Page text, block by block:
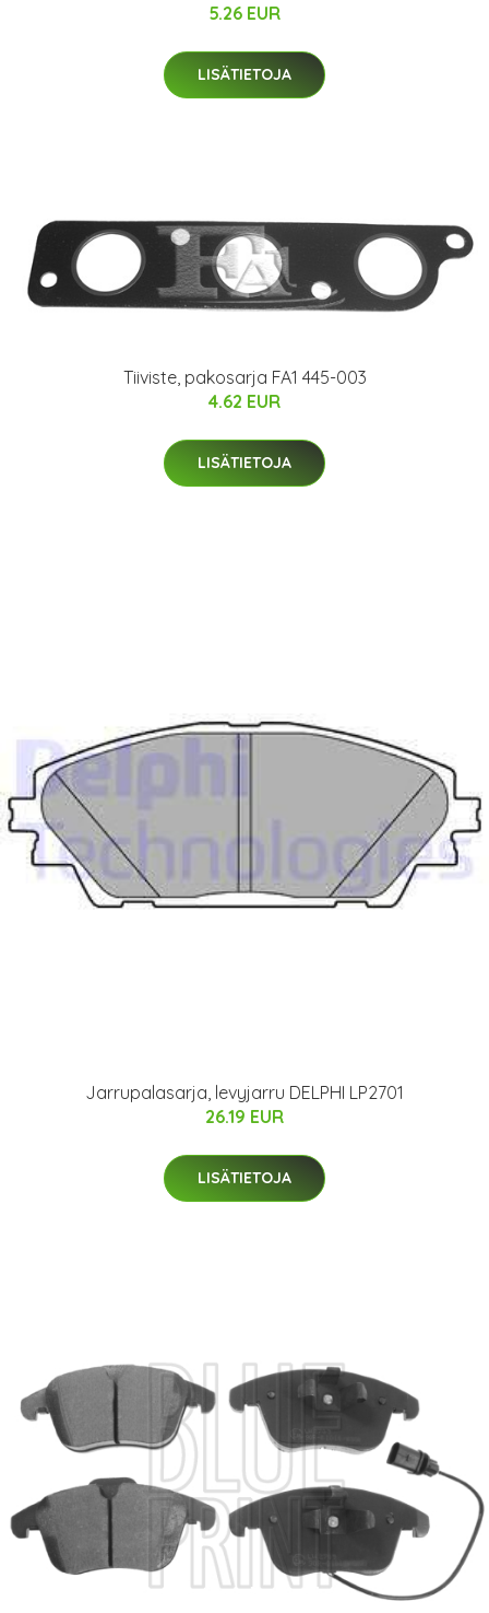
5.26 EUR
LISÄTIETOJA
Tiiviste, pakosarja FA1 445-003
4.62 EUR
LISÄTIETOJA
Jarrupalasarja, levyjarru DELPHI LP2701
26.19 EUR
LISÄTIETOJA